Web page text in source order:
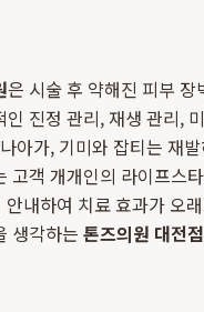
은 시술 후 약해진 피부
진정 관리, 재생 관리,
아가, 기미와 잡티는 재
객 개개인의 라이프스
내하여 치료 효과가 오
생각하는 톤즈의원 대전점